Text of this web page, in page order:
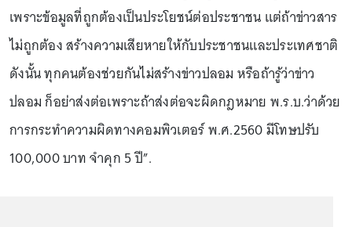
เพราะข้อมูลที่ถูกต้องเป็นประโยชน์ต่อประชาชน แต่ถ้าข่าวสาร
ไม่ถูกต้อง สร้างความเสียหายให้กับประชาชนและประเทศชาติ
ดังนั้น ทุกคนต้องช่วยกันไม่สร้างข่าวปลอม หรือถ้ารู้ว่าข่าว
ปลอม ก็อย่าส่งต่อเพราะถ้าส่งต่อจะผิดกฎหมาย พ.ร.บ.ว่าด้วย
การกระทำความผิดทางคอมพิวเตอร์ พ.ศ.2560 มีโทษปรับ
100,000 บาท จำคุก 5 ปี”.